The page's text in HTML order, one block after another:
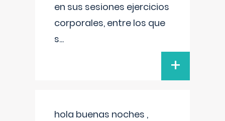
en sus sesiones ejercicios
corporales, entre los que
s...
+
hola buenas noches ,